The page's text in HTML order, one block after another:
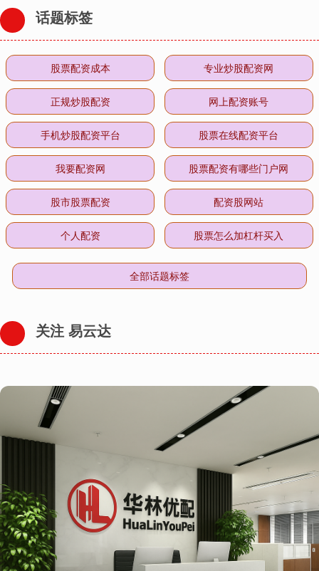
话题标签
股票配资成本 专业炒股配资网
正规炒股配资 网上配资账号
手机炒股配资平台 股票在线配资平台
我要配资网 股票配资有哪些门户网
股市股票配资 配资股网站
个人配资 股票怎么加杠杆买入
全部话题标签
关注 易云达